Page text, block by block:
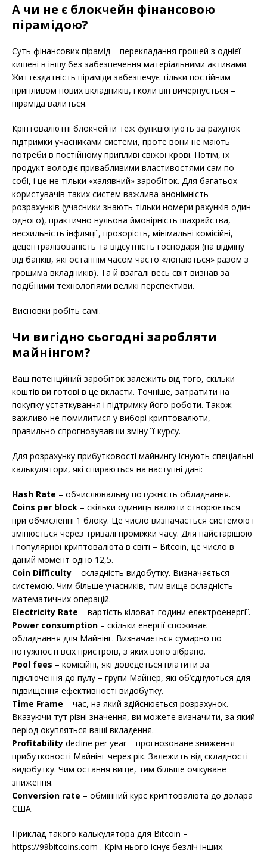
А чи не є блокчейн фінансовою
пірамідою?
Суть фінансових пірамід – перекладання грошей з однієї
кишені в іншу без забезпечення матеріальними активами.
Життєздатність піраміди забезпечує тільки постійним
припливом нових вкладників, і коли він вичерпується –
піраміда валиться.
Кріптовалютні блокчейни теж функціонують за рахунок
підтримки учасниками системи, проте вони не мають
потреби в постійному припливі свіжої крові. Потім, їх
продукт володіє привабливими властивостями сам по
собі, і це не тільки «халявний» заробіток. Для багатьох
користувачів таких систем важлива анонімність
розрахунків (учасники знають тільки номери рахунків один
одного), практично нульова ймовірність шахрайства,
несхильність інфляції, прозорість, мінімальні комісійні,
децентралізованість та відсутність господаря (на відміну
від банків, які останнім часом часто «лопаються» разом з
грошима вкладників). Та й взагалі весь світ визнав за
подібними технологіями великі перспективи.
Висновки робіть самі.
Чи вигідно сьогодні заробляти
майнінгом?
Ваш потенційний заробіток залежить від того, скільки
коштів ви готові в це вкласти. Точніше, затратити на
покупку устаткування і підтримку його роботи. Також
важливо не помилитися у виборі криптовалюти,
правильно спрогнозувавши зміну її курсу.
Для розрахунку прибутковості майнингу існують спеціальні
калькулятори, які спираються на наступні дані:
Hash Rate – обчислювальну потужність обладнання.
Coins per block – скільки одиниць валюти створюється
при обчисленні 1 блоку. Це число визначається системою і
змінюється через тривалі проміжки часу. Для найстарішою
і популярної криптовалюта в світі – Bitcoin, це число в
даний момент одно 12,5.
Coin Difficulty – складність видобутку. Визначається
системою. Чим більше учасників, тим вище складність
математичних операцій.
Electricity Rate – вартість кіловат-години електроенергії.
Power consumption – скільки енергії споживає
обладнання для Майнінг. Визначається сумарно по
потужності всіх пристроїв, з яких воно зібрано.
Pool fees – комісійні, які доведеться платити за
підключення до пулу – групи Майнер, які об’єднуються для
підвищення ефективності видобутку.
Time Frame – час, на який здійснюється розрахунок.
Вказуючи тут різні значення, ви можете визначити, за який
період окупляться ваші вкладення.
Profitability decline per year – прогнозоване зниження
прибутковості Майнінг через рік. Залежить від складності
видобутку. Чим остання вище, тим більше очікуване
зниження.
Conversion rate – обмінний курс криптовалюта до долара
США.
Приклад такого калькулятора для Bitcoin –
https://99bitcoins.com . Крім нього існує безліч інших.